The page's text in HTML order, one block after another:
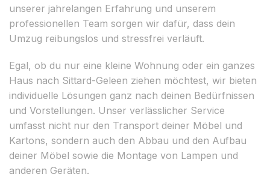
unserer jahrelangen Erfahrung und unserem
professionellen Team sorgen wir dafür, dass dein
Umzug reibungslos und stressfrei verläuft.
Egal, ob du nur eine kleine Wohnung oder ein ganzes
Haus nach Sittard-Geleen ziehen möchtest, wir bieten
individuelle Lösungen ganz nach deinen Bedürfnissen
und Vorstellungen. Unser verlässlicher Service
umfasst nicht nur den Transport deiner Möbel und
Kartons, sondern auch den Abbau und den Aufbau
deiner Möbel sowie die Montage von Lampen und
anderen Geräten.